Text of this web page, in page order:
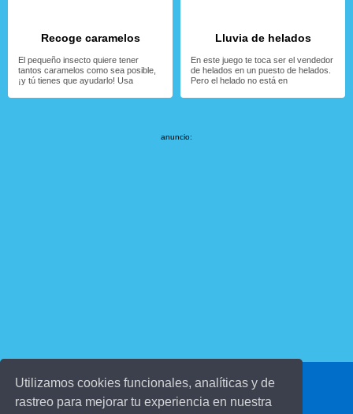
Utilizamos cookies funcionales, analíticas y de
rastreo para mejorar tu experiencia en nuestra
Recoge caramelos
El pequeño insecto quiere tener
tantos caramelos como sea posible,
¡y tú tienes que ayudarlo! Usa
Lluvia de helados
En este juego te toca ser el vendedor
de helados en un puesto de helados.
Pero el helado no está en
anuncio:
© 2016 juegosinfantiles.com